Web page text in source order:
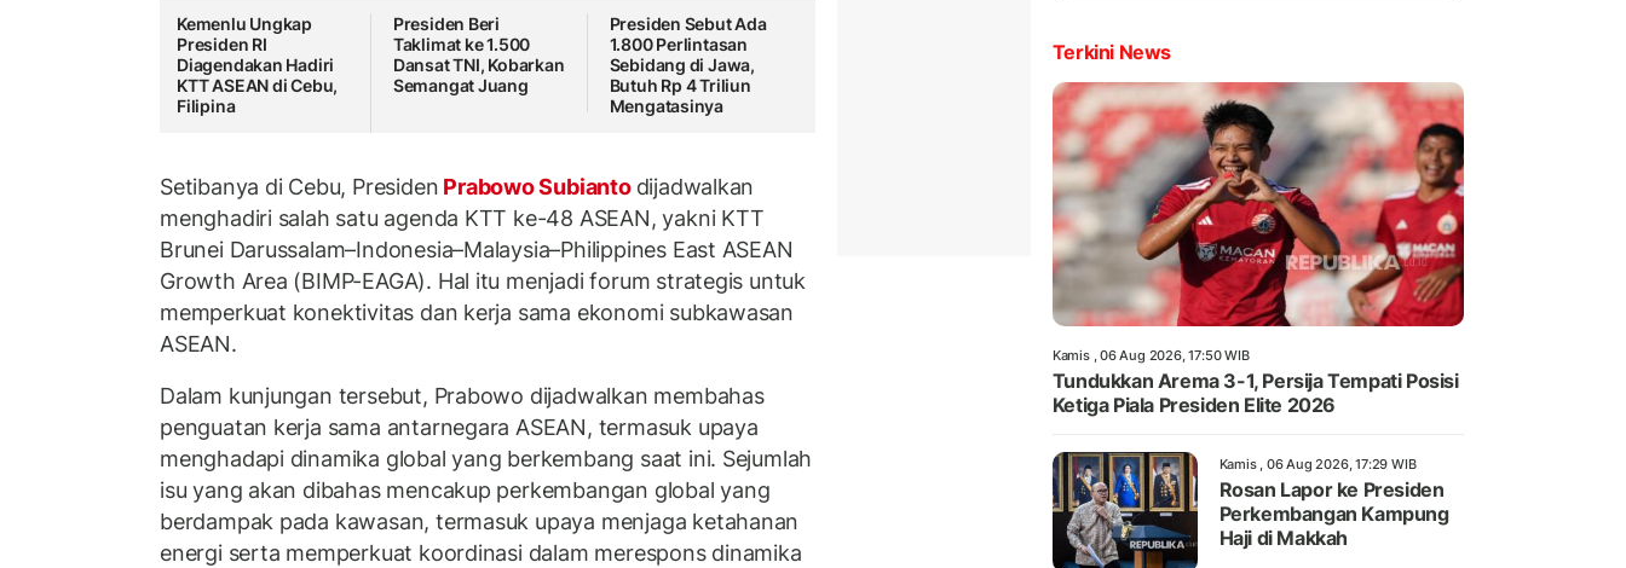
Kemenlu Ungkap
Presiden RI
Diagendakan Hadiri
KTT ASEAN di Cebu,
Filipina
Presiden Beri
Taklimat ke 1.500
Dansat TNI, Kobarkan
Semangat Juang
Presiden Sebut Ada
1.800 Perlintasan
Sebidang di Jawa,
Butuh Rp 4 Triliun
Mengatasinya
Setibanya di Cebu, Presiden Prabowo Subianto dijadwalkan
menghadiri salah satu agenda KTT ke-48 ASEAN, yakni KTT
Brunei Darussalam–Indonesia–Malaysia–Philippines East ASEAN
Growth Area (BIMP-EAGA). Hal itu menjadi forum strategis untuk
memperkuat konektivitas dan kerja sama ekonomi subkawasan
ASEAN.
Dalam kunjungan tersebut, Prabowo dijadwalkan membahas
penguatan kerja sama antarnegara ASEAN, termasuk upaya
menghadapi dinamika global yang berkembang saat ini. Sejumlah
isu yang akan dibahas mencakup perkembangan global yang
berdampak pada kawasan, termasuk upaya menjaga ketahanan
energi serta memperkuat koordinasi dalam merespons dinamika
Terkini News
Kamis , 06 Aug 2026, 17:50 WIB
Tundukkan Arema 3-1, Persija Tempati Posisi
Ketiga Piala Presiden Elite 2026
Kamis , 06 Aug 2026, 17:29 WIB
Rosan Lapor ke Presiden
Perkembangan Kampung
Haji di Makkah